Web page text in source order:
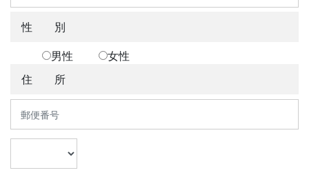
性 別
男性
女性
住 所